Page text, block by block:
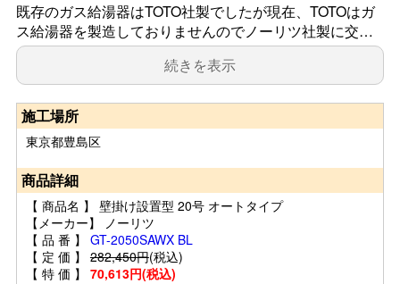
既存のガス給湯器はTOTO社製でしたが現在、TOTOはガ
ス給湯器を製造しておりませんのでノーリツ社製に交…
続きを表示
施工場所
東京都豊島区
商品詳細
【 商品名 】 壁掛け設置型 20号 オートタイプ
【メーカー】 ノーリツ
【 品 番 】 GT-2050SAWX BL
【 定 価 】 282,450円(税込)
【 特 価 】 70,613円(税込)